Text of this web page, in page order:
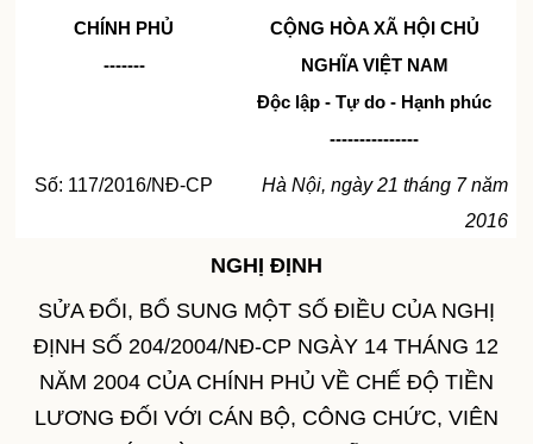
CHÍNH PHỦ
-------
CỘNG HÒA XÃ HỘI CHỦ
NGHĨA VIỆT NAM
Độc lập - Tự do - Hạnh phúc
---------------
Số: 117/2016/NĐ-CP
Hà Nội, ngày 21 tháng 7 năm
2016
NGHỊ ĐỊNH
SỬA ĐỔI, BỔ SUNG MỘT SỐ ĐIỀU CỦA NGHỊ
ĐỊNH SỐ 204/2004/NĐ-CP NGÀY 14 THÁNG 12
NĂM 2004 CỦA CHÍNH PHỦ VỀ CHẾ ĐỘ TIỀN
LƯƠNG ĐỐI VỚI CÁN BỘ, CÔNG CHỨC, VIÊN